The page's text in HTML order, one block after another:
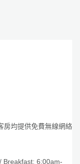
房均提供免費無線網絡
/ Breakfast: 6:00am-